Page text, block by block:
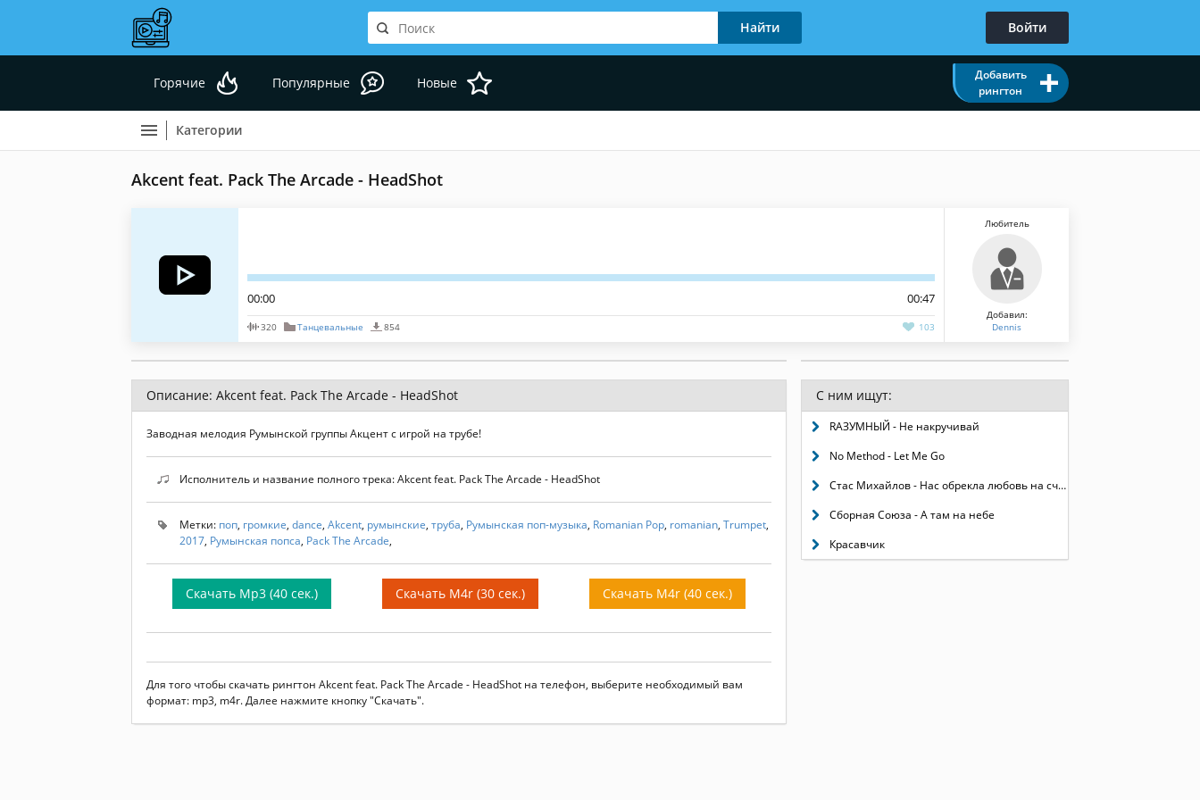
Войти
Горячие Популярные Новые
Добавить
рингтон
Категории
Akcent feat. Pack The Arcade - HeadShot
00:00 00:47
320 Танцевальные 854 103
Любитель
Добавил:
Dennis
Описание: Akcent feat. Pack The Arcade - HeadShot
Заводная мелодия Румынской группы Акцент с игрой на трубе!
Исполнитель и название полного трека: Akcent feat. Pack The Arcade - HeadShot
Метки: поп, громкие, dance, Akcent, румынские, труба, Румынская поп-музыка, Romanian Pop, romanian, Trumpet,
2017, Румынская попса, Pack The Arcade,
Скачать Mp3 (40 сек.) Скачать M4r (30 сек.) Скачать M4r (40 сек.)
Для того чтобы скачать рингтон Akcent feat. Pack The Arcade - HeadShot на телефон, выберите необходимый вам
формат: mp3, m4r. Далее нажмите кнопку "Скачать".
С ним ищут:
RАЗУМНЫЙ - Не накручивай
No Method - Let Me Go
Стас Михайлов - Нас обрекла любовь на счастье
Сборная Союза - А там на небе
Красавчик